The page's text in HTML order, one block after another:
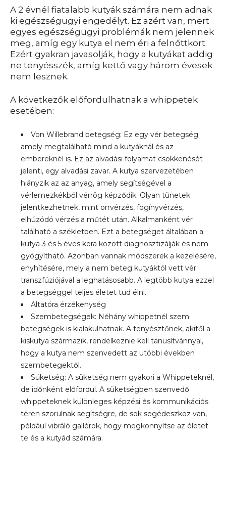
A 2 évnél fiatalabb kutyák számára nem adnak
ki egészségügyi engedélyt. Ez azért van, mert
egyes egészségügyi problémák nem jelennek
meg, amíg egy kutya el nem éri a felnőttkort.
Ezért gyakran javasolják, hogy a kutyákat addig
ne tenyésszék, amíg kettő vagy három évesek
nem lesznek.
A következők előfordulhatnak a whippetek
esetében:
Von Willebrand betegség: Ez egy vér betegség
amely megtalálható mind a kutyáknál és az
embereknél is. Ez az alvadási folyamat csökkenését
jelenti, egy alvadási zavar. A kutya szervezetében
hiányzik az az anyag, amely segítségével a
vérlemezkékből vérrög képződik. Olyan tünetek
jelentkezhetnek, mint orrvérzés, fogínyvérzés,
elhúzódó vérzés a műtét után. Alkalmanként vér
található a székletben. Ezt a betegséget általában a
kutya 3 és 5 éves kora között diagnosztizálják és nem
gyógyítható. Azonban vannak módszerek a kezelésére,
enyhítésére, mely a nem beteg kutyáktól vett vér
transzfúziójával a leghatásosabb. A legtöbb kutya ezzel
a betegséggel teljes életet tud élni.
Altatóra érzékenység
Szembetegségek: Néhány whippetnél szem
betegségek is kialakulhatnak. A tenyésztőnek, akitől a
kiskutya származik, rendelkeznie kell tanusítvánnyal,
hogy a kutya nem szenvedett az utóbbi években
szembetegektől.
Süketség: A süketség nem gyakori a Whippeteknél,
de időnként előfordul. A süketségben szenvedő
whippeteknek különleges képzési és kommunikációs
téren szorulnak segítségre, de sok segédeszköz van,
például vibráló gallérok, hogy megkönnyítse az életet
te és a kutyád számára.